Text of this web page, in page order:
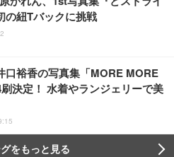
の紐Tバックに挑戦
口裕香の写真集「MORE MORE
決定！ 水着やランジェリーで美
をもっと見る